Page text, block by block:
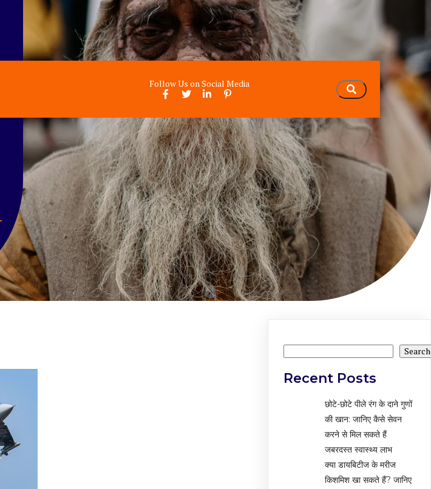
Follow Us on Social Media
Search
Recent Posts
छोटे-छोटे पीले रंग के दाने गुणों
की खान: जानिए कैसे सेवन
करने से मिल सकते हैं
जबरदस्त स्वास्थ्य लाभ
क्या डायबिटीज के मरीज
किशमिश खा सकते हैं? जानिए